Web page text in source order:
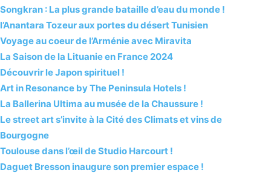
Songkran : La plus grande bataille d’eau du monde !
l’Anantara Tozeur aux portes du désert Tunisien
Voyage au coeur de l’Arménie avec Miravita
La Saison de la Lituanie en France 2024
Découvrir le Japon spirituel !
Art in Resonance by The Peninsula Hotels !
La Ballerina Ultima au musée de la Chaussure !
Le street art s’invite à la Cité des Climats et vins de
Bourgogne
Toulouse dans l’œil de Studio Harcourt !
Daguet Bresson inaugure son premier espace !